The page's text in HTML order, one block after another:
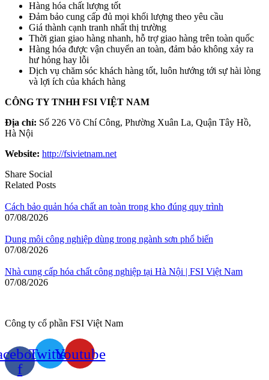
Hàng hóa chất lượng tốt
Đảm bảo cung cấp đủ mọi khối lượng theo yêu cầu
Giá thành cạnh tranh nhất thị trường
Thời gian giao hàng nhanh, hỗ trợ giao hàng trên toàn quốc
Hàng hóa được vận chuyển an toàn, đảm bảo không xảy ra
hư hỏng hay lỗi
Dịch vụ chăm sóc khách hàng tốt, luôn hướng tới sự hài lòng
và lợi ích của khách hàng
CÔNG TY TNHH FSI VIỆT NAM
Địa chỉ: Số 226 Võ Chí Công, Phường Xuân La, Quận Tây Hồ,
Hà Nội
Website: http://fsivietnam.net
Share Social
Related Posts
Cách bảo quản hóa chất an toàn trong kho đúng quy trình
07/08/2026
Dung môi công nghiệp dùng trong ngành sơn phổ biến
07/08/2026
Nhà cung cấp hóa chất công nghiệp tại Hà Nội | FSI Việt Nam
07/08/2026
Công ty cổ phần FSI Việt Nam
f
TwitterYoutube